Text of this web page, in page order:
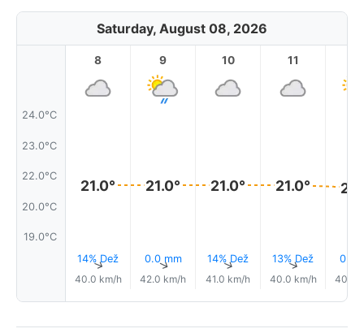
Saturday, August 08, 2026
24.0°C
23.0°C
22.0°C
20.0°C
19.0°C
8
21.0°
14% Dež
↑
40.0 km/h
9
21.0°
0.0 mm
↑
42.0 km/h
10
21.0°
14% Dež
↑
41.0 km/h
11
21.0°
13% Dež
↑
40.0 km/h
0.0
40.0